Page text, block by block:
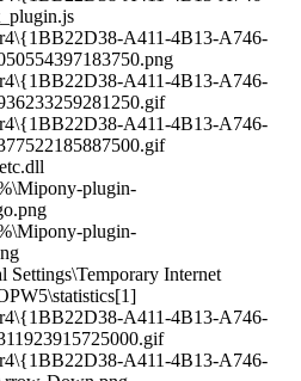
A411-4B13-A746-
A411-4B13-A746-
A411-4B13-A746-
plugin-
plugin-
Internet
A411-4B13-A746-
A411-4B13-A746-